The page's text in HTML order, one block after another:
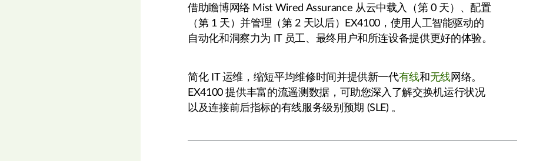
借助瞻博网络 Mist Wired Assurance 从云中载入（第 0 天）、配置
（第 1 天）并管理（第 2 天以后）EX4100，使用人工智能驱动的
自动化和洞察力为 IT 员工、最终用户和所连设备提供更好的体验。
简化 IT 运维，缩短平均维修时间并提供新一代有线和 无线网络。
EX4100 提供丰富的流遥测数据，可助您深入了解交换机运行状况
以及连接前后指标的有线服务级别预期 (SLE) 。